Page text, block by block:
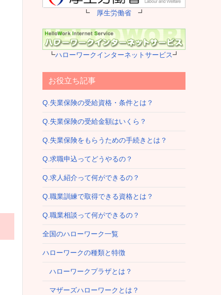
┗ 厚生労働省 ┛
┗ハローワークインターネットサービス┛
お役立ち記事
Q.失業保険の受給資格・条件とは？
Q.失業保険の受給金額はいくら？
Q.失業保険をもらうための手続きとは？
Q.求職申込ってどうやるの？
Q.求人紹介って何ができるの？
Q.職業訓練で取得できる資格とは？
Q.職業相談って何ができるの？
全国のハローワーク一覧
ハローワークの種類と特徴
ハローワークプラザとは？
マザーズハローワークとは？